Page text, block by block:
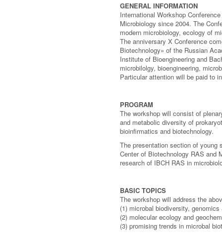
GENERAL INFORMATION
International Workshop
Microbiology since 2004. The
modern microbiology, ecology of
The anniversary X Conference
Biotechnology» of the Russian
Institute of Bioengineering and
microbilolgy, bioengineering,
Particular attention will be paid to
PROGRAM
The workshop will consist of
and metabolic diversity of
bioinfirmatics and biotechnology.
The presentation section of young
Center of Biotechnology RAS and
research of IBCH RAS in
BASIC TOPICS
The workshop will address the
(1) microbal biodiversity,
(2) molecular ecology and
(3) promising trends in microbal